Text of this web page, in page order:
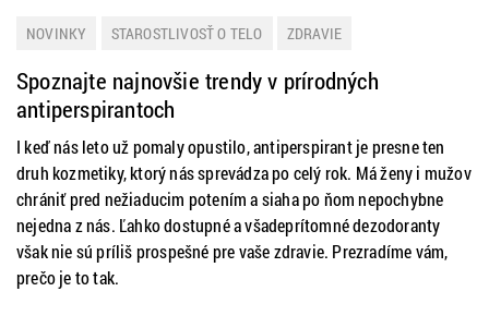
NOVINKY STAROSTLIVOSŤ O TELO ZDRAVIE
Spoznajte najnovšie trendy v prírodných
antiperspirantoch
I keď nás leto už pomaly opustilo, antiperspirant je presne ten
druh kozmetiky, ktorý nás sprevádza po celý rok. Má ženy i mužov
chrániť pred nežiaducim potením a siaha po ňom nepochybne
nejedna z nás. Ľahko dostupné a všadeprítomné dezodoranty
však nie sú príliš prospešné pre vaše zdravie. Prezradíme vám,
prečo je to tak.